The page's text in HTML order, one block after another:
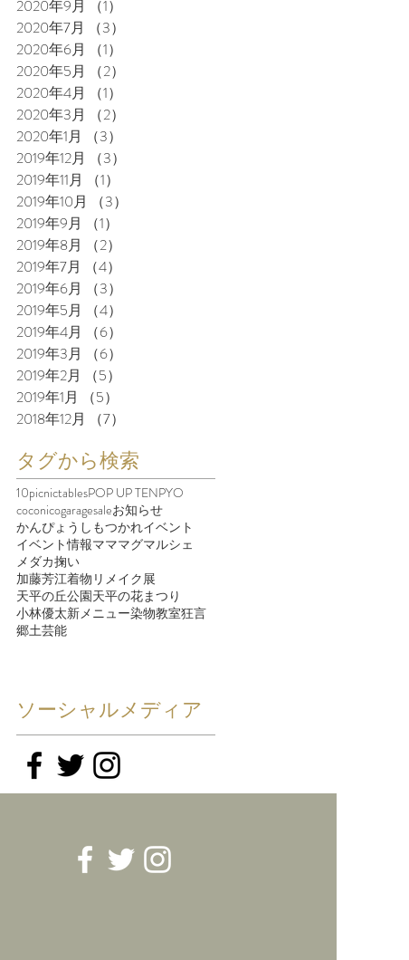
2020年9月
（1）
2020年7月
（3）
2020年6月
（1）
2020年5月
（2）
2020年4月
（1）
2020年3月
（2）
2020年1月
（3）
2019年12月
（3）
2019年11月
（1）
2019年10月
（3）
2019年9月
（1）
2019年8月
（2）
2019年7月
（4）
2019年6月
（3）
2019年5月
（4）
2019年4月
（6）
2019年3月
（6）
2019年2月
（5）
2019年1月
（5）
2018年12月
（7）
タグから検索
10picnictablesPOP UP TENPYO
coconicogaragesaleお知らせ
かんぴょう しもつかれイベント
イベント情報マママグマルシェ
メダカ掬い
加藤芳江着物リメイク展
天平の丘公園天平の花まつり
小林優太新メニュー染物教室狂言
郷土芸能
ソーシャルメディア